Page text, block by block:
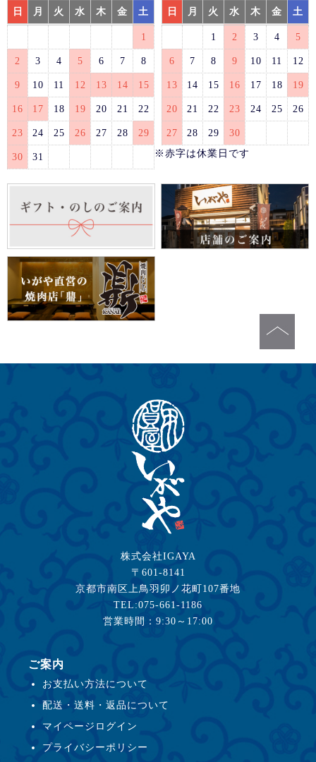
日 月 火 水 木 金 土
1
2 3 4 5 6 7 8
9 10 11 12 13 14 15
16 17 18 19 20 21 22
23 24 25 26 27 28 29
30 31
日 月 火 水 木 金 土
1 2 3 4 5
6 7 8 9 10 11 12
13 14 15 16 17 18 19
20 21 22 23 24 25 26
27 28 29
30
※赤字は休業日です
株式会社IGAYA
〒601-8141
京都市南区上鳥羽卯ノ花町107番地
TEL:075-661-1186
営業時間：9:30～17:00
ご案内
お支払い方法について
配送・送料・返品について
マイページログイン
プライバシーポリシー